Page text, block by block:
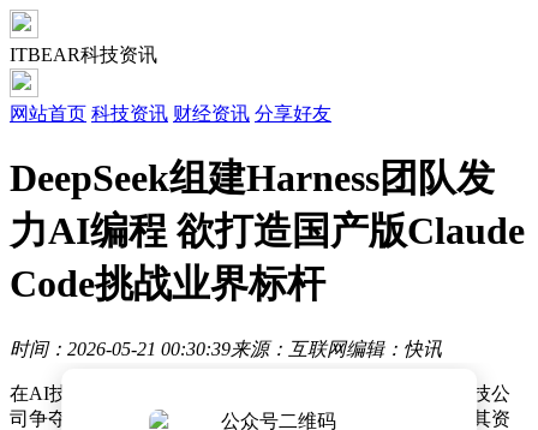
ITBEAR科技资讯
网站首页 科技资讯 财经资讯 分享好友
DeepSeek组建Harness团队发
力AI编程 欲打造国产版Claude
Code挑战业界标杆
时间：2026-05-21 00:30:39来源：互联网编辑：快讯
在AI技术竞争日益激烈的当下，编程领域正成为各大科技公
司争夺的焦点。近日，DeepSeek公司内部传来新动向，其资